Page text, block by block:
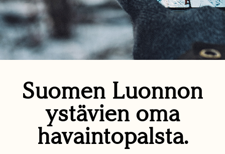
Suomen Luonnon
ystävien oma
havaintopalsta.